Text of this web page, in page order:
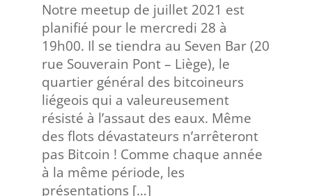
Notre meetup de juillet 2021 est
planifié pour le mercredi 28 à
19h00. Il se tiendra au Seven Bar (20
rue Souverain Pont – Liège), le
quartier général des bitcoineurs
liégeois qui a valeureusement
résisté à l’assaut des eaux. Même
des flots dévastateurs n’arrêteront
pas Bitcoin ! Comme chaque année
à la même période, les
présentations […]